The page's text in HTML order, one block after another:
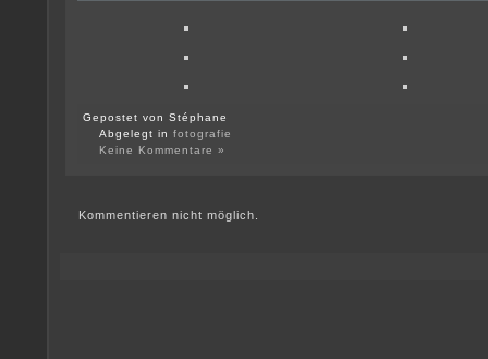
Gepostet von Stéphane
Abgelegt in fotografie
Keine Kommentare »
Kommentieren nicht möglich.